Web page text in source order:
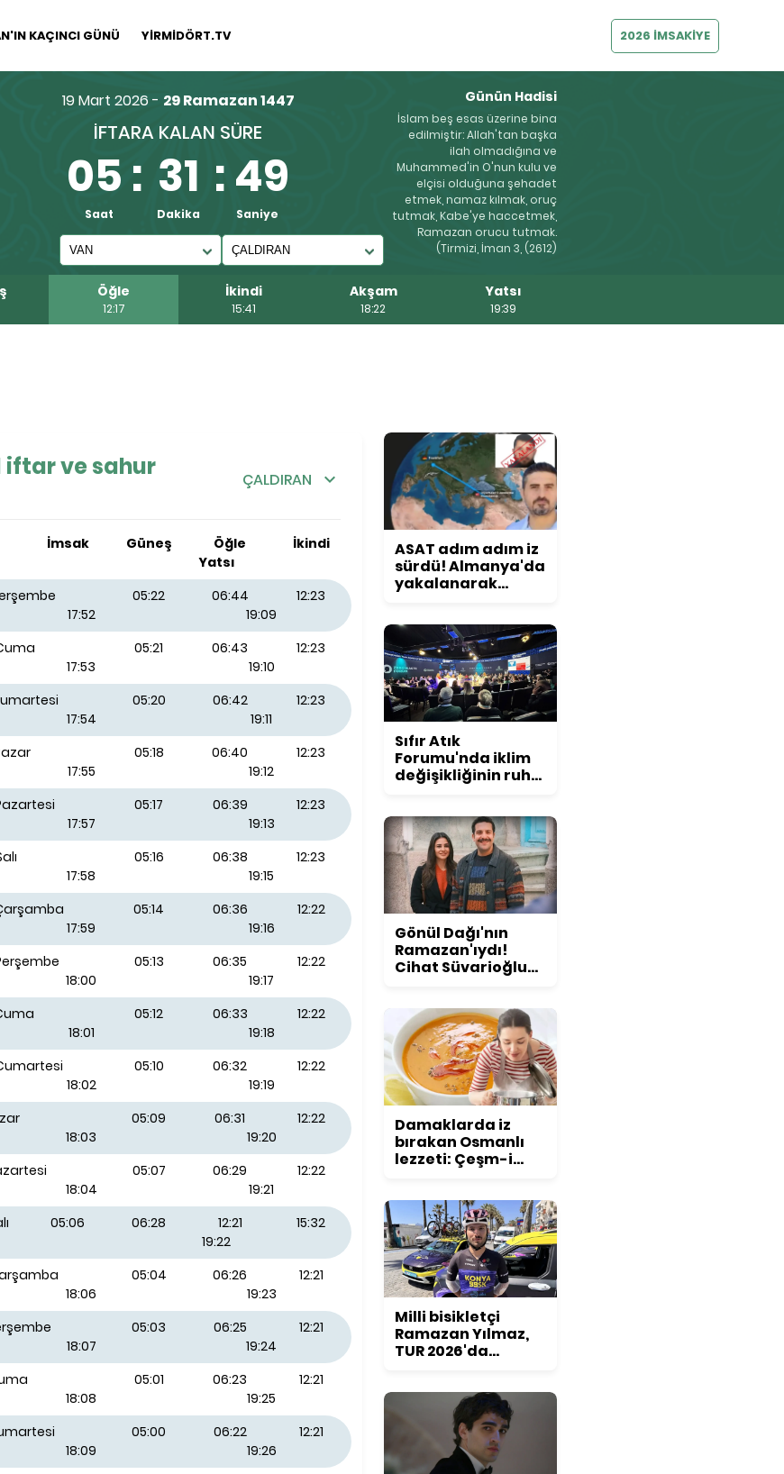
KAÇINCI GÜNÜ YİRMİDÖRT.TV 2026 İMSAKİYE
19 Mart 2026 - 29 Ramazan 1447
İFTARA KALAN SÜRE
05 : 31 :49
Saat Dakika Saniye
Günün Hadisi
İslam beş esas üzerine bina
edilmiştir: Allah'tan başka
ilah olmadığına ve
Muhammed'in O'nun kulu ve
elçisi olduğuna şehadet
etmek, namaz kılmak, oruç
tutmak, Kabe'ye haccetmek,
Ramazan orucu tutmak.
(Tirmizi, İman 3, (2612)
Öğle
12:17
İkindi
15:41
Akşam
18:22
Yatsı
19:39
iftar ve sahur
ÇALDIRAN
İmsak Güneş Öğle
İkindi
Yatsı
05:22 06:44
12:23
17:52
19:09
05:21 06:43
12:23
17:53
19:10
05:20 06:42
12:23
17:54
19:11
05:18 06:40
12:23
17:55
19:12
05:17 06:39
12:23
17:57
19:13
05:16 06:38
12:23
17:58
19:15
05:14 06:36
12:22
17:59
19:16
05:13 06:35
12:22
18:00
19:17
05:12 06:33
12:22
18:01
19:18
05:10 06:32
12:22
18:02
19:19
05:09 06:31
12:22
18:03
19:20
05:07 06:29
12:22
18:04
19:21
05:06 06:28 12:21
15:32
19:22
05:04 06:26
12:21
18:06
19:23
05:03 06:25
12:21
18:07
19:24
05:01 06:23
12:21
18:08
19:25
05:00 06:22
12:21
18:09
19:26
ASAT adım adım iz
sürdü! Almanya'da
yakalanarak
Sıfır Atık
Forumu'nda iklim
değişikliğinin ruh
Gönül Dağı'nın
Ramazan'ıydı!
Cihat Süvarioğlu
oluyor!
Damaklarda iz
bırakan Osmanlı
lezzeti: Çeşm-i
Milli bisikletçi
Ramazan Yılmaz,
TUR 2026'da